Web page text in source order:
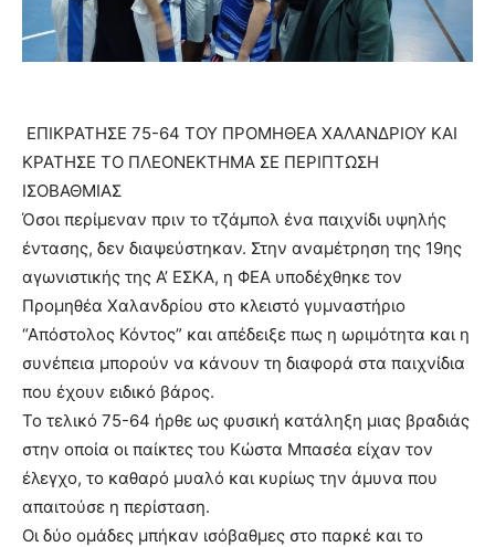
ΕΠΙΚΡΑΤΗΣΕ 75-64 ΤΟΥ ΠΡΟΜΗΘΕΑ ΧΑΛΑΝΔΡΙΟΥ ΚΑΙ
ΚΡΑΤΗΣΕ ΤΟ ΠΛΕΟΝΕΚΤΗΜΑ ΣΕ ΠΕΡΙΠΤΩΣΗ
ΙΣΟΒΑΘΜΙΑΣ
Όσοι περίμεναν πριν το τζάμπολ ένα παιχνίδι υψηλής
έντασης, δεν διαψεύστηκαν. Στην αναμέτρηση της 19ης
αγωνιστικής της Α’ ΕΣΚΑ, η ΦΕΑ υποδέχθηκε τον
Προμηθέα Χαλανδρίου στο κλειστό γυμναστήριο
“Απόστολος Κόντος” και απέδειξε πως η ωριμότητα και η
συνέπεια μπορούν να κάνουν τη διαφορά στα παιχνίδια
που έχουν ειδικό βάρος.
Το τελικό 75-64 ήρθε ως φυσική κατάληξη μιας βραδιάς
στην οποία οι παίκτες του Κώστα Μπασέα είχαν τον
έλεγχο, το καθαρό μυαλό και κυρίως την άμυνα που
απαιτούσε η περίσταση.
Οι δύο ομάδες μπήκαν ισόβαθμες στο παρκέ και το